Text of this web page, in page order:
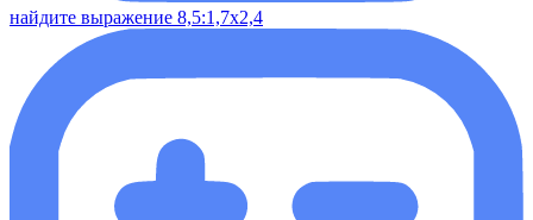
найдите выражение 8,5:1,7х2,4